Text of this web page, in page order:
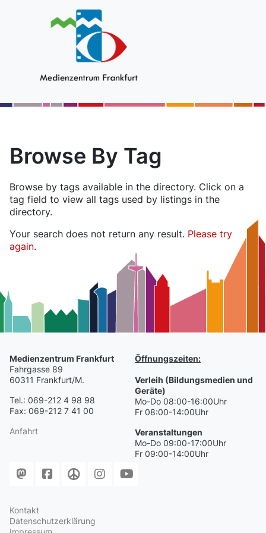
Browse By Tag
Browse by tags available in the directory. Click on a
tag field to view all tags used by listings in the
directory.
Your search does not return any result. Please try
again.
Medienzentrum Frankfurt
Fahrgasse 89
60311 Frankfurt/M.
Tel.: 069-212 4 98 98
Fax: 069-212 7 41 00
Anfahrt
Öffnungszeiten:
Verleih (Bildungsmedien und
Geräte)
Mo-Do 08:00-16:00Uhr
Fr 08:00-14:00Uhr
Veranstaltungen
Mo-Do 09:00-17:00Uhr
Fr 09:00-14:00Uhr
Kontakt
Datenschutzerklärung